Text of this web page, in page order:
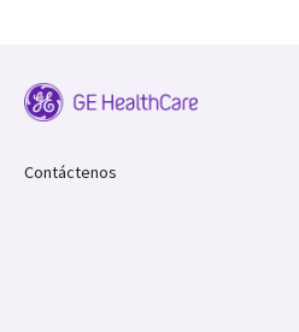
Contáctenos